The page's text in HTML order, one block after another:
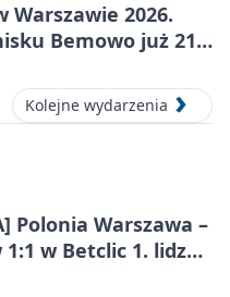
Warszawie 2026.
Bemowo już 21
Kolejne wydarzenia
Polonia Warszawa –
w Betclic 1. lidze.